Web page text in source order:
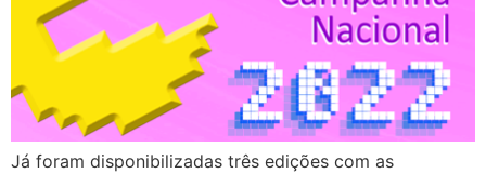
Já foram disponibilizadas três edições com as